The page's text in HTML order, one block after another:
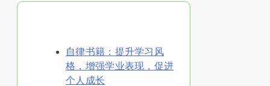
自律书籍：提升学习风
格，增强学业表现，促进
个人成长